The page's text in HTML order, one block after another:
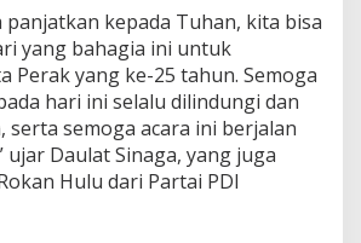
panjatkan kepada Tuhan, kita bisa
yang bahagia ini untuk
Perak yang ke-25 tahun. Semoga
hari ini selalu dilindungi dan
serta semoga acara ini berjalan
ujar Daulat Sinaga, yang juga
Hulu dari Partai PDI